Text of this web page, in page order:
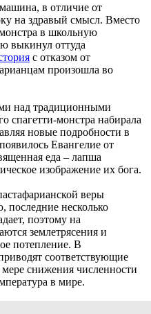
в отличие от
на здравый смысл. Вместо
в школьную
выкинул оттуда
с отказом от
произошла во
над традиционными
спагетти-монстра набирала
новые подробности в
Евангелие от
еда – лапша
изображение их бога.
веры
последние несколько
поэтому на
землетрясения и
потепление. В
соответствующие
снижения численности
в мире.